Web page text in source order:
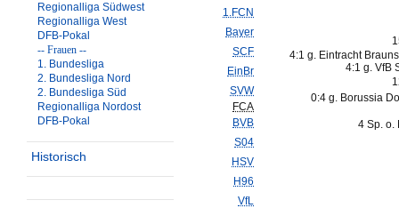
Regionalliga Südwest
Regionalliga West
DFB-Pokal
-- Frauen --
1. Bundesliga
2. Bundesliga Nord
2. Bundesliga Süd
Regionalliga Nordost
DFB-Pokal
Historisch
1.FCN
Bayer
SCF
EinBr
SVW
FCA
BVB
S04
HSV
H96
VfL
4:1 g. Eintracht
4:1 g. VfB
0:4 g. Borussia
4 Sp. o.